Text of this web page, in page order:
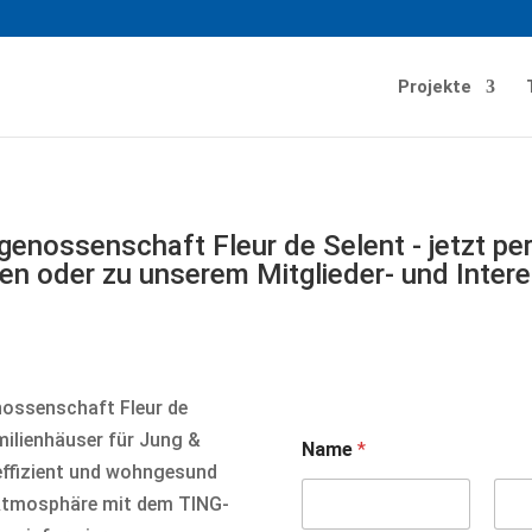
Projekte
Fleur de Selent - jetzt
oder zu unserem Mitglieder- und
Fleur de
für Jung &
und wohngesund
mit dem TING-
Name *